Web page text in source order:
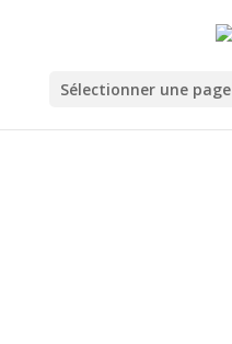
Sélectionner une page